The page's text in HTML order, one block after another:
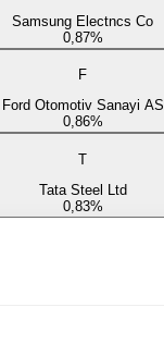
Samsung Electncs Co
0,87%
F
Ford Otomotiv Sanayi AS
0,86%
T
Tata Steel Ltd
0,83%